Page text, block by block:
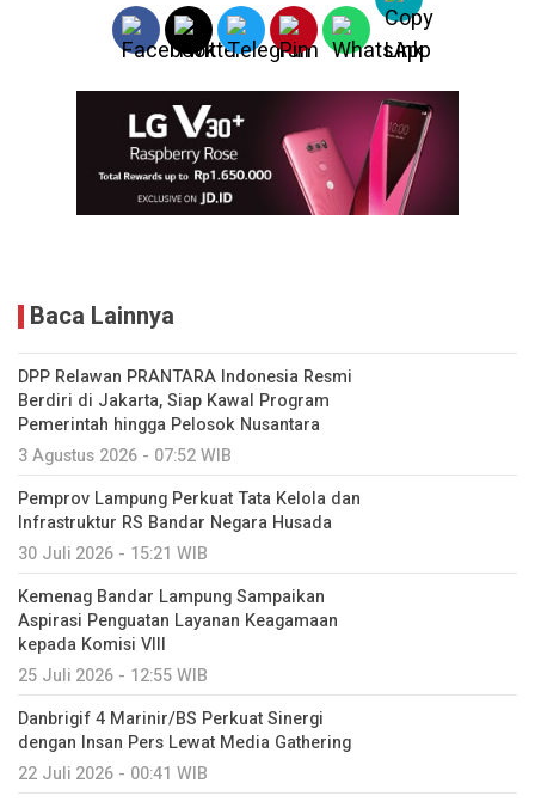
Baca Lainnya
DPP Relawan PRANTARA Indonesia Resmi
Berdiri di Jakarta, Siap Kawal Program
Pemerintah hingga Pelosok Nusantara
3 Agustus 2026 - 07:52 WIB
Pemprov Lampung Perkuat Tata Kelola dan
Infrastruktur RS Bandar Negara Husada
30 Juli 2026 - 15:21 WIB
Kemenag Bandar Lampung Sampaikan
Aspirasi Penguatan Layanan Keagamaan
kepada Komisi VIII
25 Juli 2026 - 12:55 WIB
Danbrigif 4 Marinir/BS Perkuat Sinergi
dengan Insan Pers Lewat Media Gathering
22 Juli 2026 - 00:41 WIB